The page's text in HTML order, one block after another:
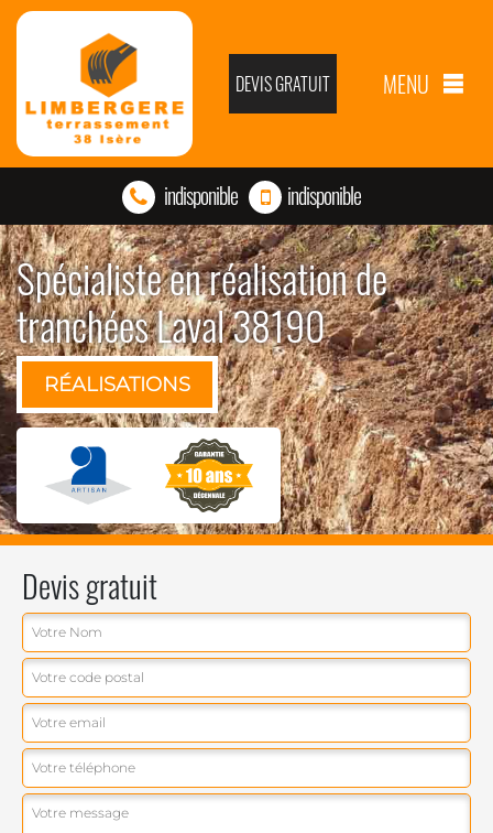
DEVIS GRATUIT MENU
indisponible indisponible
Spécialiste en réalisation de
tranchées Laval 38190
RÉALISATIONS
Devis gratuit